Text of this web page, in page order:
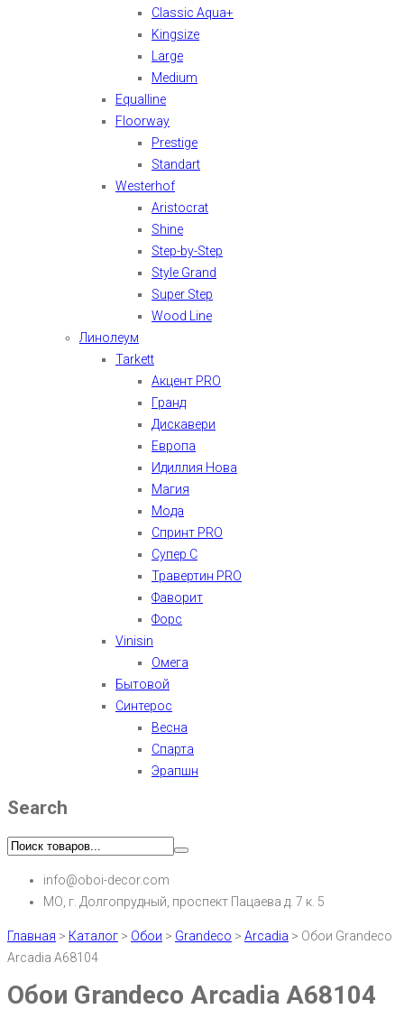
Classic Aqua+
Kingsize
Large
Medium
Equalline
Floorway
Prestige
Standart
Westerhof
Aristocrat
Shine
Step-by-Step
Style Grand
Super Step
Wood Line
Линолеум
Tarkett
Акцент PRO
Гранд
Дискавери
Европа
Идиллия Нова
Магия
Мода
Спринт PRO
Супер С
Травертин PRO
Фаворит
Форс
Vinisin
Омега
Бытовой
Синтерос
Весна
Спарта
Эрапшн
Search
info@oboi-decor.com
МО, г. Долгопрудный, проспект Пацаева д. 7 к. 5
Главная > Каталог > Обои > Grandeco > Arcadia > Обои Grandeco
Arcadia A68104
Обои Grandeco Arcadia A68104